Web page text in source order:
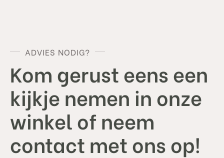
ADVIES NODIG?
Kom gerust eens een
kijkje nemen in onze
winkel of neem
contact met ons op!